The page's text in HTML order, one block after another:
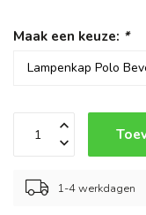
Maak een keuze: *
1-4 werkdagen